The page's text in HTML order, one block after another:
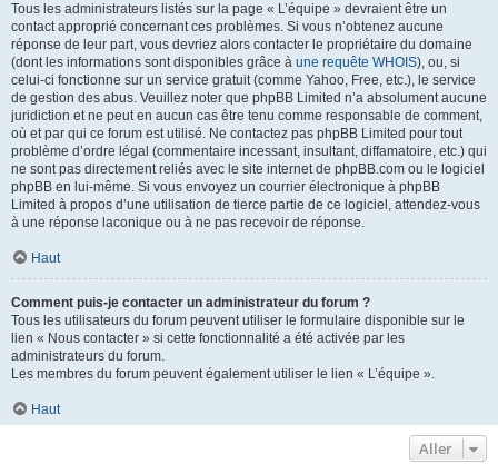
Tous les administrateurs listés sur la page « L’équipe » devraient être un
contact approprié concernant ces problèmes. Si vous n’obtenez aucune
réponse de leur part, vous devriez alors contacter le propriétaire du domaine
(dont les informations sont disponibles grâce à une requête WHOIS), ou, si
celui-ci fonctionne sur un service gratuit (comme Yahoo, Free, etc.), le service
de gestion des abus. Veuillez noter que phpBB Limited n’a absolument aucune
juridiction et ne peut en aucun cas être tenu comme responsable de comment,
où et par qui ce forum est utilisé. Ne contactez pas phpBB Limited pour tout
problème d’ordre légal (commentaire incessant, insultant, diffamatoire, etc.) qui
ne sont pas directement reliés avec le site internet de phpBB.com ou le logiciel
phpBB en lui-même. Si vous envoyez un courrier électronique à phpBB
Limited à propos d’une utilisation de tierce partie de ce logiciel, attendez-vous
à une réponse laconique ou à ne pas recevoir de réponse.
Haut
Comment puis-je contacter un administrateur du forum ?
Tous les utilisateurs du forum peuvent utiliser le formulaire disponible sur le
lien « Nous contacter » si cette fonctionnalité a été activée par les
administrateurs du forum.
Les membres du forum peuvent également utiliser le lien « L’équipe ».
Haut
Aller